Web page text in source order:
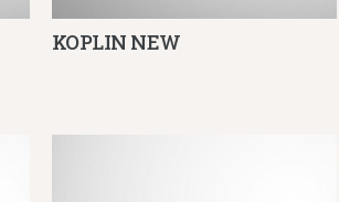
Λεπτομέρειες
KOPLIN NEW